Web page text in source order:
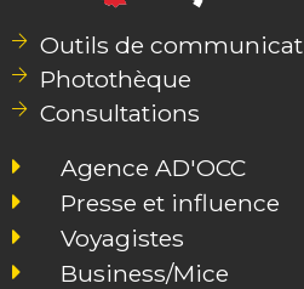
Outils de
Photothèque
Consultations
Agence AD'OCC
Presse et influence
Voyagistes
Business/Mice